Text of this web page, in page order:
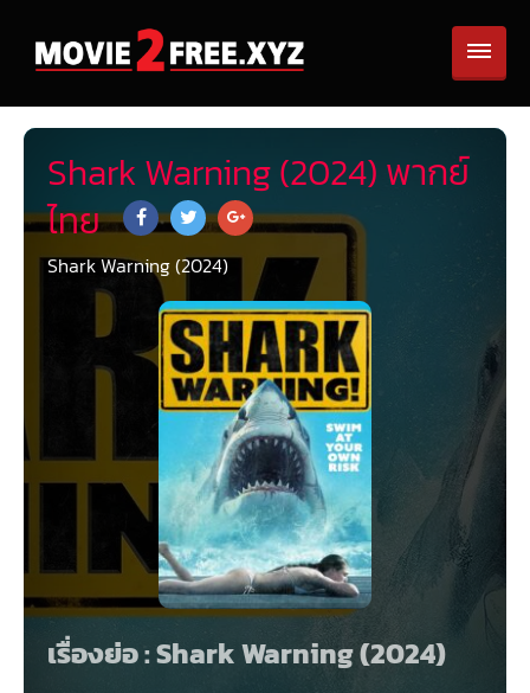
Shark Warning (2024) พากย์
ไทย
Shark Warning (2024)
เรื่องย่อ : Shark Warning (2024)